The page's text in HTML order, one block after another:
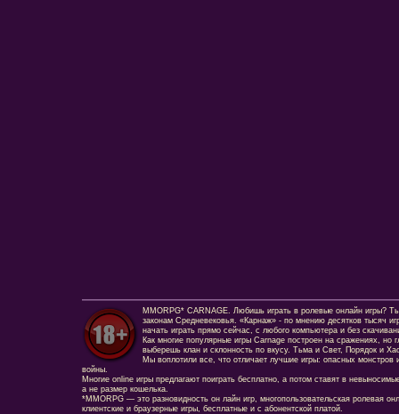
MMORPG* CARNAGE. Любишь играть в ролевые онлайн игры?
законам Средневековья. «Карнаж» - по мнению десятков тысяч
начать играть прямо сейчас, с любого компьютера и без
Как многие популярные игры Carnage построен на сражениях, но
выберешь клан и склонность по вкусу. Тьма и Свет, Порядок и
Мы воплотили все, что отличает лучшие игры: опасных монстров
войны.
Многие online игры предлагают поиграть бесплатно, а потом ставят в
а не размер кошелька.
*MMORPG — это разновидность он лайн игр, многопользовательская ролевая
клиентские и браузерные игры, бесплатные и с абонентской платой.